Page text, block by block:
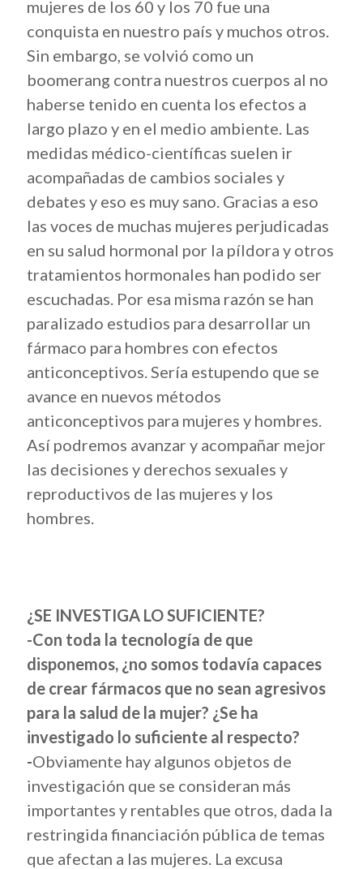
mujeres de los 60 y los 70 fue una
conquista en nuestro país y muchos otros.
Sin embargo, se volvió como un
boomerang contra nuestros cuerpos al no
haberse tenido en cuenta los efectos a
largo plazo y en el medio ambiente. Las
medidas médico-científicas suelen ir
acompañadas de cambios sociales y
debates y eso es muy sano. Gracias a eso
las voces de muchas mujeres perjudicadas
en su salud hormonal por la píldora y otros
tratamientos hormonales han podido ser
escuchadas. Por esa misma razón se han
paralizado estudios para desarrollar un
fármaco para hombres con efectos
anticonceptivos. Sería estupendo que se
avance en nuevos métodos
anticonceptivos para mujeres y hombres.
Así podremos avanzar y acompañar mejor
las decisiones y derechos sexuales y
reproductivos de las mujeres y los
hombres.
¿SE INVESTIGA LO SUFICIENTE?
-Con toda la tecnología de que
disponemos, ¿no somos todavía capaces
de crear fármacos que no sean agresivos
para la salud de la mujer? ¿Se ha
investigado lo suficiente al respecto?
-Obviamente hay algunos objetos de
investigación que se consideran más
importantes y rentables que otros, dada la
restringida financiación pública de temas
que afectan a las mujeres. La excusa